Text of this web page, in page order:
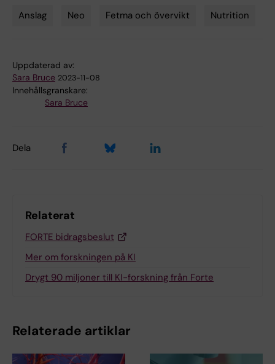
Anslag Neo Fetma och övervikt Nutrition
Uppdaterad av:
Sara Bruce 2023-11-08
Innehållsgranskare:
Sara Bruce
Dela
Relaterat
FORTE bidragsbeslut
Mer om forskningen på KI
Drygt 90 miljoner till KI-forskning från Forte
Relaterade artiklar